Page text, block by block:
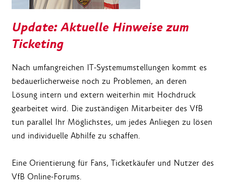
Update: Aktuelle Hinweise zum
Ticketing
Nach umfangreichen IT-Systemumstellungen kommt es
bedauerlicherweise noch zu Problemen, an deren
Lösung intern und extern weiterhin mit Hochdruck
gearbeitet wird. Die zuständigen Mitarbeiter des VfB
tun parallel Ihr Möglichstes, um jedes Anliegen zu lösen
und individuelle Abhilfe zu schaffen.
Eine Orientierung für Fans, Ticketkäufer und Nutzer des
VfB Online-Forums.